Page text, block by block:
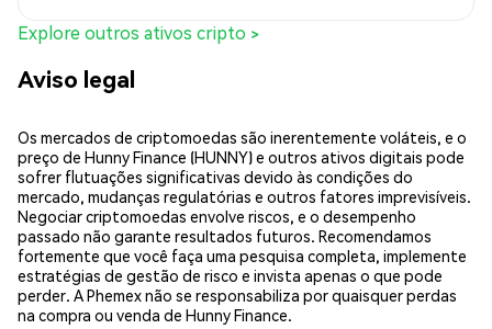
Explore outros ativos cripto >
Aviso legal
Os mercados de criptomoedas são inerentemente voláteis, e o
preço de Hunny Finance (HUNNY) e outros ativos digitais pode
sofrer flutuações significativas devido às condições do
mercado, mudanças regulatórias e outros fatores imprevisíveis.
Negociar criptomoedas envolve riscos, e o desempenho
passado não garante resultados futuros. Recomendamos
fortemente que você faça uma pesquisa completa, implemente
estratégias de gestão de risco e invista apenas o que pode
perder. A Phemex não se responsabiliza por quaisquer perdas
na compra ou venda de Hunny Finance.